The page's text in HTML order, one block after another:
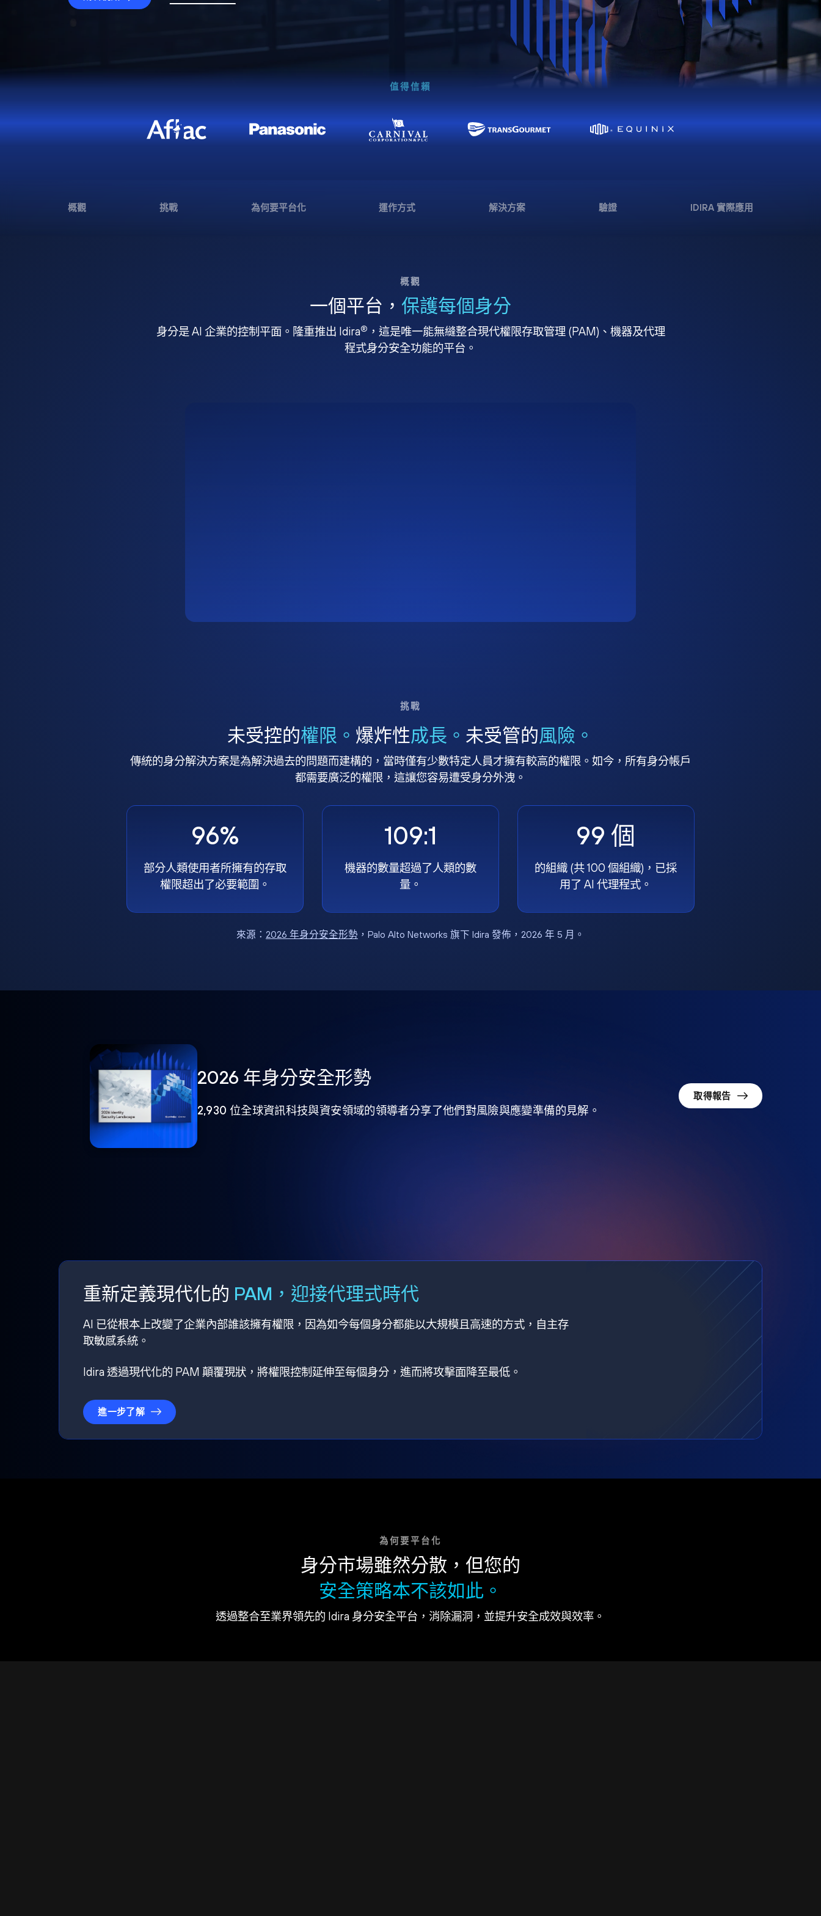
值得信賴
概觀 挑戰 為何要平台化 運作方式 解決方案 驗證 IDIRA 實際應用
概觀
一個平台， 保護每個身分
身分是 AI 企業的控制平面。隆重推出 Idira® ，這是唯一能無縫整合現代權限存取管理 (PAM)、機器及代理
程式身分安全功能的平台。
挑戰
未受控的權限。 爆炸性成長。 未受管的風險。
傳統的身分解決方案是為解決過去的問題而建構的，當時僅有少數特定人員才擁有較高的權限。如今，所有身分帳戶
都需要廣泛的權限，這讓您容易遭受身分外洩。
96%
部分人類使用者所擁有的存取
權限超出了必要範圍。
109:1
機器的數量超過了人類的數
量。
99 個
的組織 (共 100 個組織)，已採
用了 AI 代理程式。
來源： 2026 年身分安全形勢，Palo Alto Networks 旗下 Idira 發佈，2026 年 5 月。
2026 年身分安全形勢
2,930 位全球資訊科技與資安領域的領導者分享了他們對風險與應變準備的見解。
取得報告
重新定義現代化的 PAM，迎接代理式時代
AI 已從根本上改變了企業內部誰該擁有權限，因為如今每個身分都能以大規模且高速的方式，自主存
取敏感系統。
Idira 透過現代化的 PAM 顛覆現狀，將權限控制延伸至每個身分，進而將攻擊面降至最低。
進一步了解
為何要平台化
身分市場雖然分散，但您的
安全策略本不該如此。
透過整合至業界領先的 Idira 身分安全平台，消除漏洞，並提升安全成效與效率。